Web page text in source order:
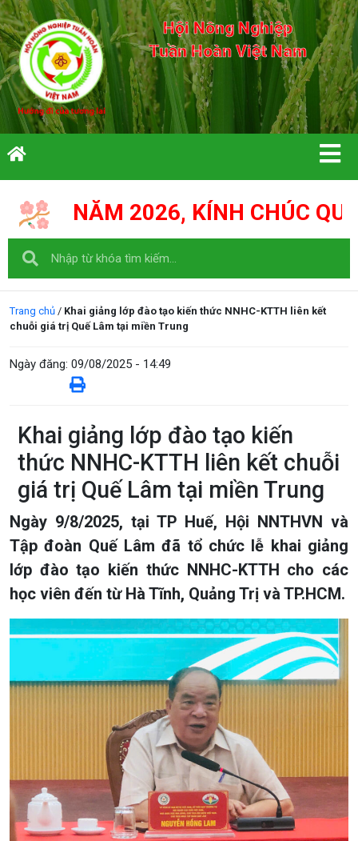
Hội Nông Nghiệp
Tuần Hoàn Việt Nam
KÍNH CHÚC QUÝ VỊ CÙNG
Trang chủ / Khai giảng lớp đào tạo kiến thức NNHC-KTTH liên kết
chuỗi giá trị Quế Lâm tại miền Trung
Ngày đăng: 09/08/2025 - 14:49
Khai giảng lớp đào tạo kiến
thức NNHC-KTTH liên kết chuỗi
giá trị Quế Lâm tại miền Trung
Ngày 9/8/2025, tại TP Huế, Hội NNTHVN và
Tập đoàn Quế Lâm đã tổ chức lễ khai giảng
lớp đào tạo kiến thức NNHC-KTTH cho các
học viên đến từ Hà Tĩnh, Quảng Trị và TP.HCM.